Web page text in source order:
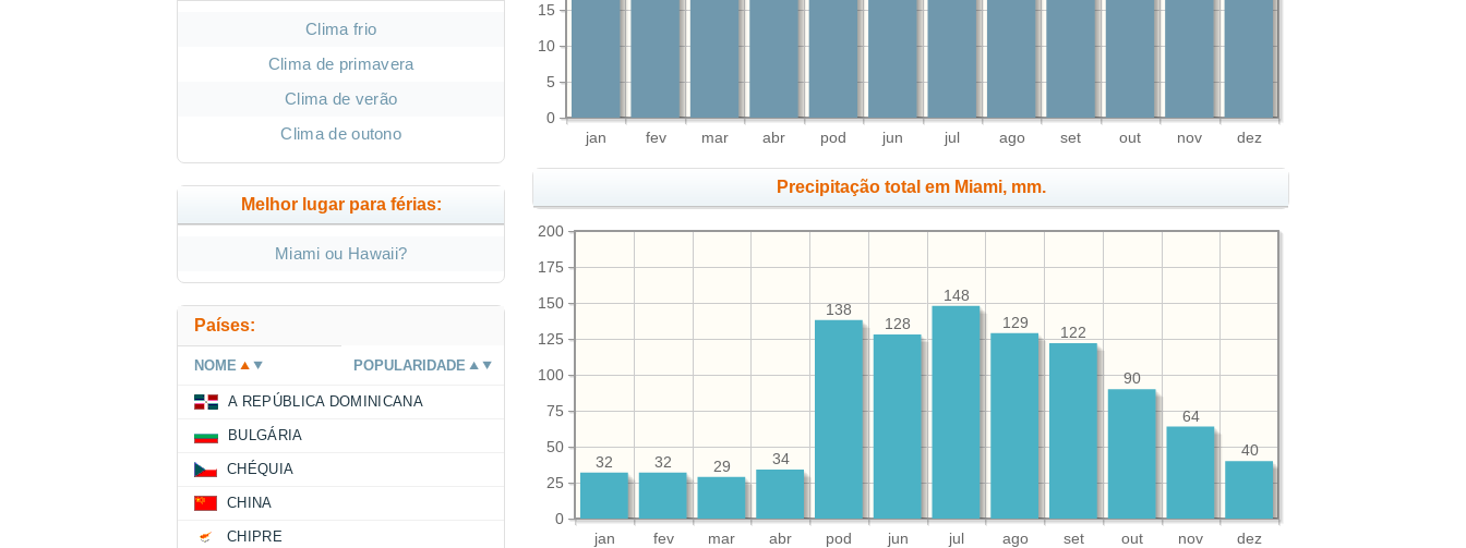
jan fev mar abr pod jun jul ago set out nov dez
0
5
10
15
Precipitação total em Miami, mm.
jan fev mar abr pod jun jul ago set out nov dez
0
25
50
75
100
125
150
175
200
40
64
90
122
129
148
128
138
34
29
32
32
Clima frio
Clima de primavera
Clima de verão
Clima de outono
Melhor lugar para férias:
Miami ou Hawaii?
Países:
NOME POPULARIDADE
A REPÚBLICA DOMINICANA
BULGÁRIA
CHÉQUIA
CHINA
CHIPRE